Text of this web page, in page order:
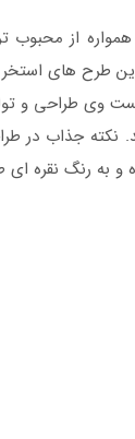
از محبوب
طرح های
وی طراحی و
نکته جذاب
و به رنگ نقره